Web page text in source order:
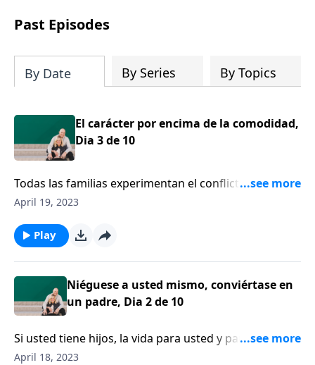
Dios para compartirlos con su familia,
su iglesia y su comunidad!
Past Episodes
By Date By Series By Topics
El carácter por encima de la comodidad,
Dia 3 de 10
Todas las familias experimentan el conflicto entre los
padres y los hijos, entre hermanos. Gary Thomas
el conflicto en nuestras familias, sino desarrollar el
carácter en medio del conflicto.
April 19, 2023
Play
Niéguese a usted mismo, conviértase en
un padre, Dia 2 de 10
Si usted tiene hijos, la vida para usted y para ellos sin
duda es bastante agitada. Pero, ¿están todos
April 18, 2023